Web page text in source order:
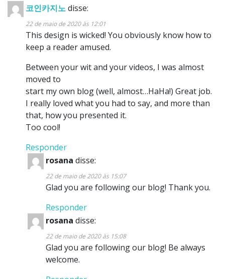
코인카지노disse:
22 de maio de 2020 às 12:01
This design is wicked! You obviously know how to
keep a reader amused.
Between your wit and your videos, I was almost
moved to
start my own blog (well, almost…HaHa!) Great job.
I really loved what you had to say, and more than
that, how you presented it.
Too cool!
Responder
rosana disse:
22 de maio de 2020 às 15:07
Glad you are following our blog! Thank you.
Responder
rosana disse:
22 de maio de 2020 às 15:08
Glad you are following our blog! Be always
welcome.